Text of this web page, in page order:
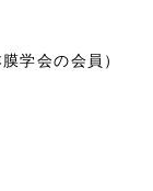
学会の会員）